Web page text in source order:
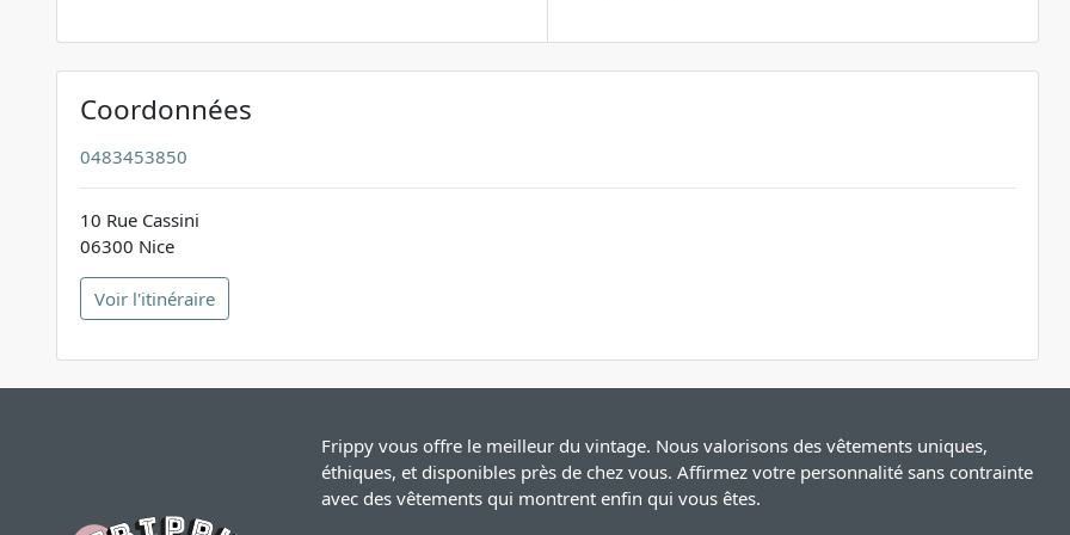
Coordonnées
0483453850
10 Rue Cassini
06300 Nice
Voir l'itinéraire
Frippy vous offre le meilleur du vintage. Nous valorisons des vêtements uniques,
éthiques, et disponibles près de chez vous. Affirmez votre personnalité sans contrainte
avec des vêtements qui montrent enfin qui vous êtes.